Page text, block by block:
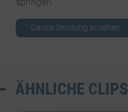
Ganze Sendung ansehen
ÄHNLICHE CLIPS